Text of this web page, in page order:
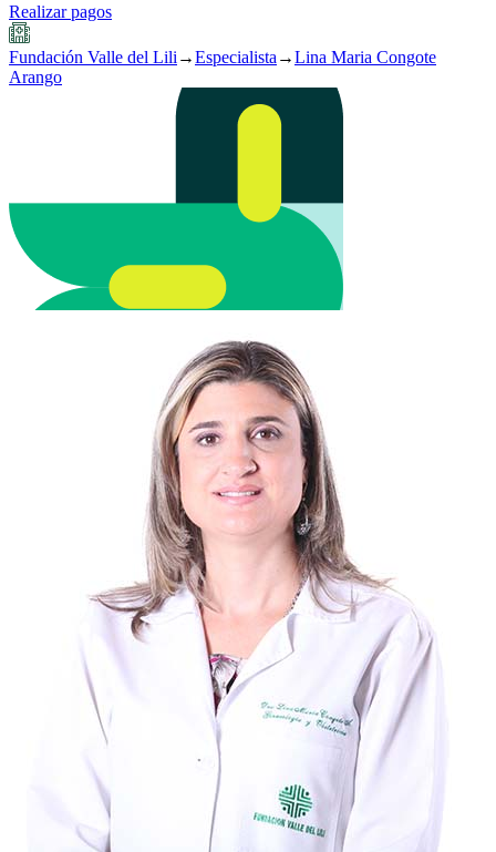
Realizar pagos
Fundación Valle del Lili →Especialista →Lina Maria Congote
Arango